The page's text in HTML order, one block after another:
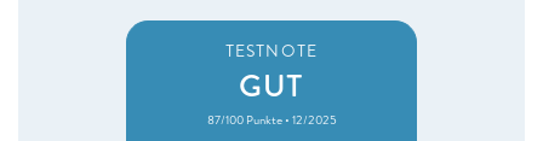
TESTNOTE
GUT
87/100 Punkte • 12/2025